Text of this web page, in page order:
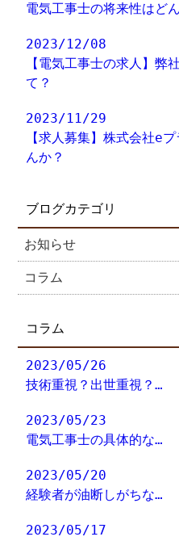
電気工事士の将来性はど
2023/12/08
【電気工事士の求人】弊
て？
2023/11/29
【求人募集】株式会社e
んか？
ブログカテゴリ
お知らせ
コラム
コラム
2023/05/26
技術重視？出世重視？…
2023/05/23
電気工事士の具体的な…
2023/05/20
経験者が油断しがちな…
2023/05/17